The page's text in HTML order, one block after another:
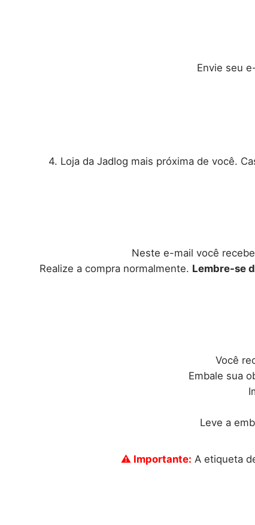
Envie seu
4. Loja da Jadlog mais próxima de você.
Neste e-mail você
Realize a compra normalmente. Lembre-se
Você
Embale sua
Leve a
⚠ Importante: A etiqueta